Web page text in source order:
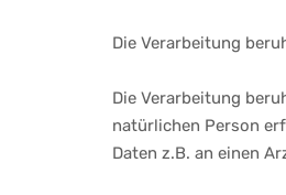
Die Verarbeitung
Die Verarbeitung
natürlichen Person
Daten z.B. an einen